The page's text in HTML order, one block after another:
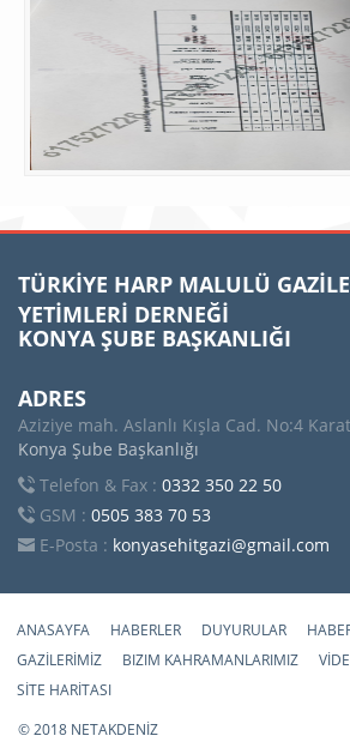
TÜRKİYE HARP MALULÜ
YETİMLERİ DERNEĞİ
KONYA ŞUBE BAŞKANLIĞI
ADRES
Aziziye mah. Aslanlı Kışla Cad. No:4
Konya Şube Başkanlığı
Telefon & Fax : 0332 350 22 50
GSM : 0505 383 70 53
E-Posta : konyasehitgazi@gmail.com
ANASAYFA HABERLER DUYURULAR
GAZİLERİMİZ
BIZIM KAHRAMANLARIMIZ
SİTE HARİTASI
© 2018 NETAKDENİZ